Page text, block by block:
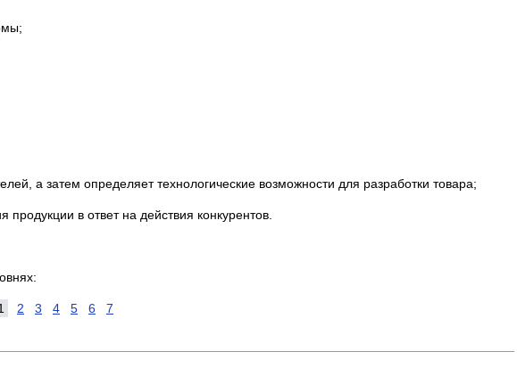
а затем определяет технологические возможности для разработки товара;
в ответ на действия конкурентов.
2 3 4 5 6 7